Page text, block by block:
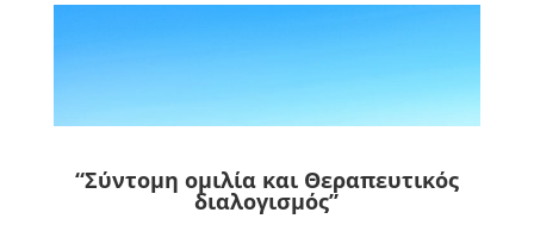
“Σύντομη ομιλία και Θεραπευτικός
διαλογισμός”